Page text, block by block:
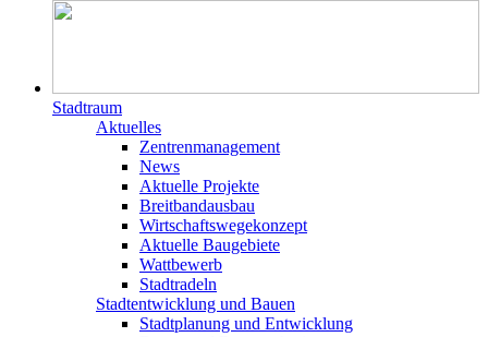
Stadtraum
Aktuelles
Zentrenmanagement
News
Aktuelle Projekte
Breitbandausbau
Wirtschaftswegekonzept
Aktuelle Baugebiete
Wattbewerb
Stadtradeln
Stadtentwicklung und Bauen
Stadtplanung und Entwicklung